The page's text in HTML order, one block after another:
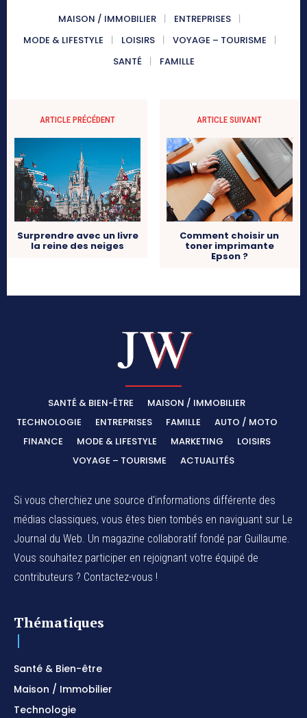
MAISON / IMMOBILIER
ENTREPRISES
MODE & LIFESTYLE
LOISIRS
VOYAGE – TOURISME
SANTÉ
FAMILLE
ARTICLE PRÉCÉDENT
Surprendre avec un livre
la reine des neiges
ARTICLE SUIVANT
Comment choisir un
toner imprimante
Epson ?
SANTÉ & BIEN-ÊTRE
MAISON / IMMOBILIER
TECHNOLOGIE
ENTREPRISES FAMILLE
AUTO / MOTO
FINANCE
MODE & LIFESTYLE MARKETING
LOISIRS
VOYAGE – TOURISME
ACTUALITÉS
Si vous cherchiez une source d'informations différente des
médias classiques, vous êtes bien tombés en naviguant sur Le
Journal du Web. Un magazine collaboratif fondé par Guillaume.
Vous souhaitez participer en rejoignant votre équipé de
contributeurs ? Contactez-vous !
Thématiques
Santé & Bien-être
Maison / Immobilier
Technologie